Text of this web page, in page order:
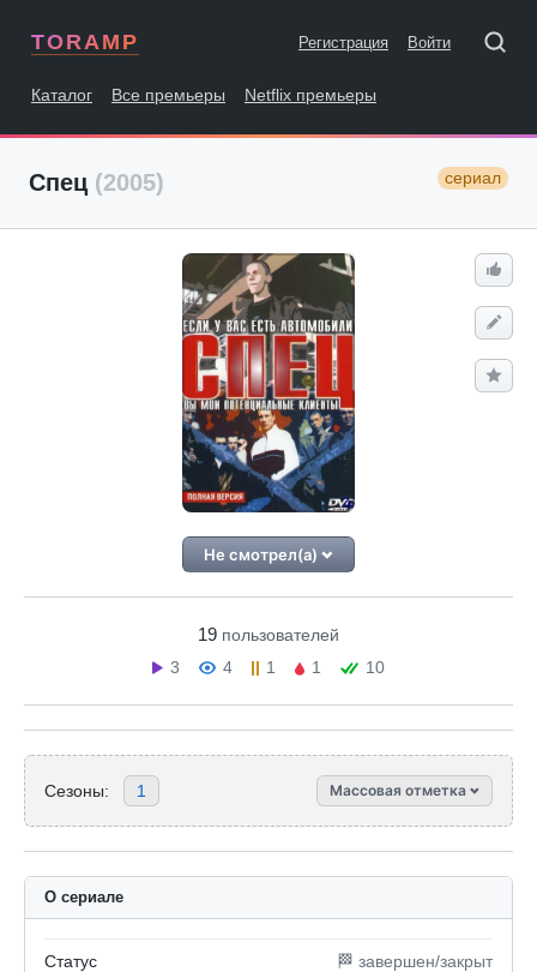
TORAMP Регистрация Войти
Каталог Все премьеры Netflix премьеры
Спец (2005) сериал
Не смотрел(а)
19 пользователей
3
4 1 1 10
Сезоны: 1 Массовая отметка
О сериале
Статус 🏁 завершен/закрыт